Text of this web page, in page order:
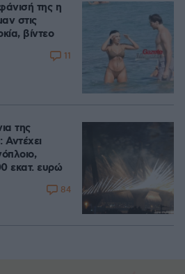
της η
στις
βίντεο
11
της
Αντέχει
εκατ. ευρώ
84